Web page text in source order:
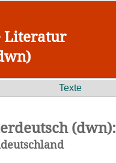
Literatur
Texte
(dwn):